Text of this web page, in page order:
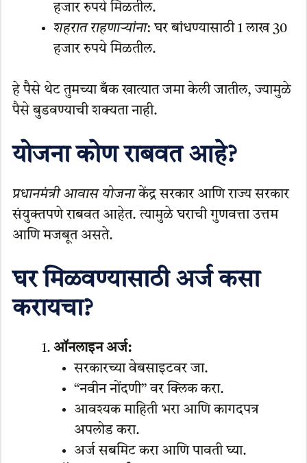
हजार रुपये मिळतील.
शहरात राहणाऱ्यांना: घर बांधण्यासाठी 1 लाख 30
हजार रुपये मिळतील.
हे पैसे थेट तुमच्या बँक खात्यात जमा केली जातील, ज्यामुळे
पैसे बुडवण्याची शक्यता नाही.
योजना कोण राबवत आहे?
प्रधानमंत्री आवास योजनाकेंद्र सरकार आणि राज्य सरकार
संयुक्तपणे राबवत आहेत. त्यामुळे घराची गुणवत्ता उत्तम
आणि मजबूत असते.
घर मिळवण्यासाठी अर्ज कसा
करायचा?
ऑनलाइन अर्ज:
सरकारच्या वेबसाइटवर जा.
“नवीन नोंदणी” वर क्लिक करा.
आवश्यक माहिती भरा आणि कागदपत्र
अपलोड करा.
अर्ज सबमिट करा आणि पावती घ्या.